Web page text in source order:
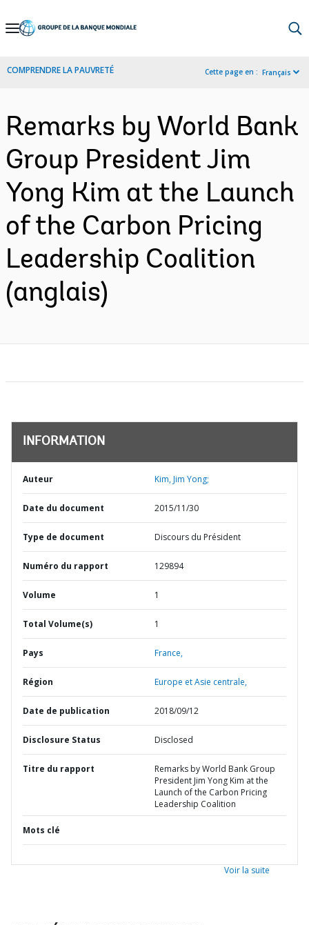
Skip
Navigation
COMPRENDRE LA PAUVRETÉ Cette page en : Français
Remarks by World Bank
Group President Jim
Yong Kim at the Launch
of the Carbon Pricing
Leadership Coalition
(anglais)
INFORMATION
Auteur Kim, Jim Yong;
Date du document 2015/11/30
Type de document Discours du Président
Numéro du rapport 129894
Volume 1
Total Volume(s) 1
Pays France,
Région Europe et Asie centrale,
Date de publication 2018/09/12
Disclosure Status Disclosed
Titre du rapport
Remarks by World Bank Group
President Jim Yong Kim at the
Launch of the Carbon Pricing
Leadership Coalition
Mots clé
Voir la suite